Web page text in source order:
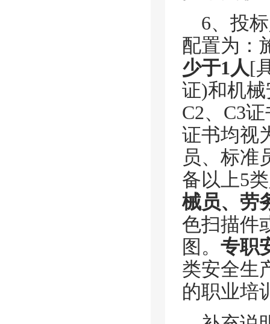
6、投
配置为：
少于1人[
证)和机
C2、C3
证书均视
员、标准
备以上5
械员、劳
色扫描件
图。 专职
类安全生
的职业培